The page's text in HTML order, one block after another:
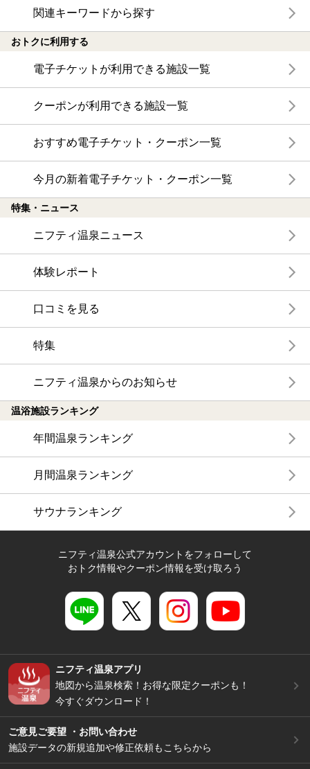
関連キーワードから探す
おトクに利用する
電子チケットが利用できる施設一覧
クーポンが利用できる施設一覧
おすすめ電子チケット・クーポン一覧
今月の新着電子チケット・クーポン一覧
特集・ニュース
ニフティ温泉ニュース
体験レポート
口コミを見る
特集
ニフティ温泉からのお知らせ
温浴施設ランキング
年間温泉ランキング
月間温泉ランキング
サウナランキング
ニフティ温泉公式アカウントをフォローして
おトク情報やクーポン情報を受け取ろう
ニフティ温泉アプリ
地図から温泉検索！お得な限定クーポンも！
今すぐダウンロード！
ご意見ご要望 ・お問い合わせ
施設データの新規追加や修正依頼もこちらから